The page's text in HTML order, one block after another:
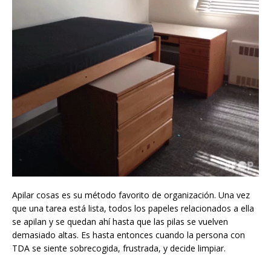
Apilar cosas es su método favorito de organización. Una vez
que una tarea está lista, todos los papeles relacionados a ella
se apilan y se quedan ahí hasta que las pilas se vuelven
demasiado altas. Es hasta entonces cuando la persona con
TDA se siente sobrecogida, frustrada, y decide limpiar.